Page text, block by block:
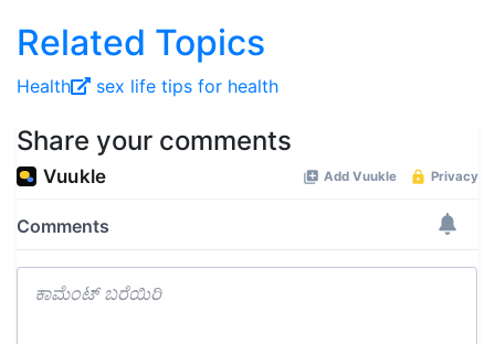
Related Topics
Health sex life tips for health
Share your comments